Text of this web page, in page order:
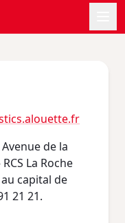
de la
La Roche
capital de
21 21.